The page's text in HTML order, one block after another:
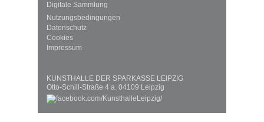
Digitale Sammlung
Nutzungsbedingungen
Datenschutz
Cookies
Impressum
KUNSTHALLE DER SPARKASSE LEIPZIG
Otto-Schill-Straße 4 a. 04109 Leipzig